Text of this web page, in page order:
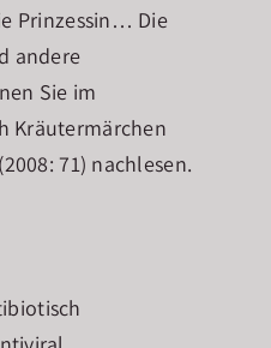
Prinzessin… Die
andere
Sie im
Kräutermärchen
71) nachlesen.